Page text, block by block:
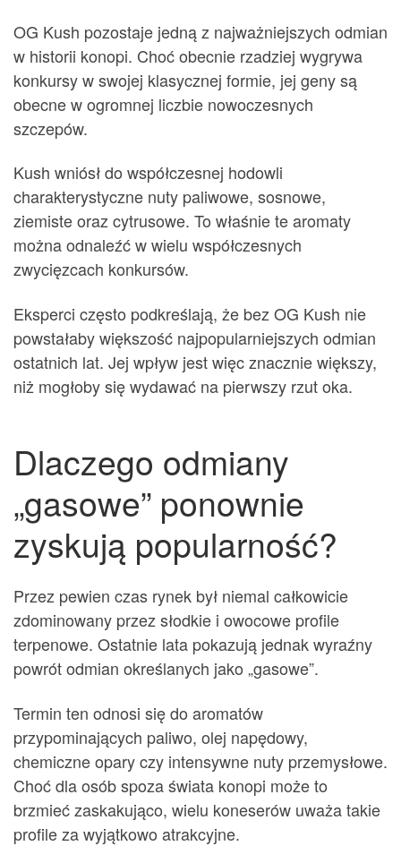
OG Kush pozostaje jedną z najważniejszych odmian
w historii konopi. Choć obecnie rzadziej wygrywa
konkursy w swojej klasycznej formie, jej geny są
obecne w ogromnej liczbie nowoczesnych
szczepów.
Kush wniósł do współczesnej hodowli
charakterystyczne nuty paliwowe, sosnowe,
ziemiste oraz cytrusowe. To właśnie te aromaty
można odnaleźć w wielu współczesnych
zwycięzcach konkursów.
Eksperci często podkreślają, że bez OG Kush nie
powstałaby większość najpopularniejszych odmian
ostatnich lat. Jej wpływ jest więc znacznie większy,
niż mogłoby się wydawać na pierwszy rzut oka.
Dlaczego odmiany
„gasowe” ponownie
zyskują popularność?
Przez pewien czas rynek był niemal całkowicie
zdominowany przez słodkie i owocowe profile
terpenowe. Ostatnie lata pokazują jednak wyraźny
powrót odmian określanych jako „gasowe”.
Termin ten odnosi się do aromatów
przypominających paliwo, olej napędowy,
chemiczne opary czy intensywne nuty przemysłowe.
Choć dla osób spoza świata konopi może to
brzmieć zaskakująco, wielu koneserów uważa takie
profile za wyjątkowo atrakcyjne.